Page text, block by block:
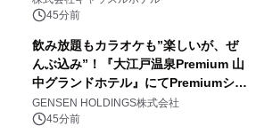
45分前
飲み放題もカラオケも”楽しいが、ぜ
んぶ込み”！『大江戸温泉Premium 山
中グランドホテル』にてPremiumシリ
ーズ初のオールインクルーシブ導入
GENSEN HOLDINGS株式会社
45分前